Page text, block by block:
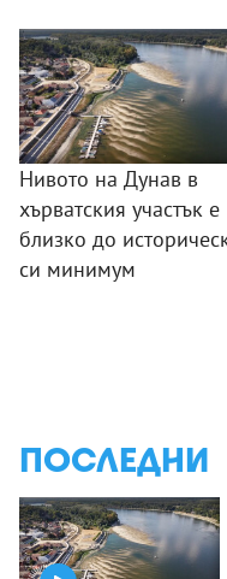
Нивото на Дунав в
хърватския участък е
близко до
си минимум
ПОСЛЕДНИ